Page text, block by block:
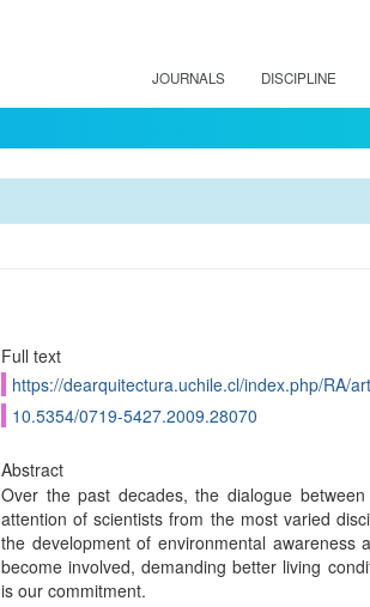
JOURNALS DISCIPLINE
Full text
https://dearquitectura.uchile.cl/index.php/RA/
10.5354/0719-5427.2009.28070
Abstract
Over the past decades, the dialogue
attention of scientists from the most varied
the development of environmental awareness
become involved, demanding better living
is our commitment.